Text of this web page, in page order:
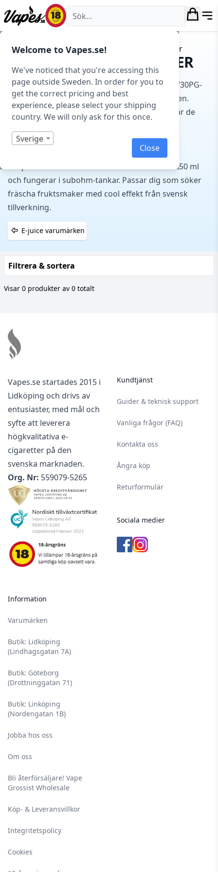
Welcome to Vapes.se!
We've noticed that you're accessing this
page outside Sweden. In order for you to
get the correct pricing and best
experience, please select your shipping
country. We will only ask for this once.
Sverige
Close
Vapes.se
Hem/E-juice/E-juice varumärken / Dirty Vaper
E-JUICE FRÅN DIRTY VAPER
E-juice från Dirty Vaper är shortfills med 70VG/30PG-
blandning, tillverkade av Smarteffect Mälardalen.
Serien fokuserar på fruktiga kombinationer där de
Vi har Blue Raspberry, Lemon Coke, Cactus Ice,
Gooseberry Rhubarb Soda och Frozen Apple
Grapefruit bland andra. Alla flaskor innehåller 50 ml
och fungerar i subohm-tankar. Passar dig som söker
fräscha fruktsmaker med cool effekt från svensk
tillverkning.
E-juice varumärken
Filtrera & sortera
Visar 0 produkter av 0 totalt
Vapes.se startades 2015 i
Lidköping och drivs av
entusiaster, med mål och
syfte att leverera
högkvalitativa e-
cigaretter på den
svenska marknaden.
Org. Nr: 559079-5265
Information
Varumärken
Butik: Lidköping
(Lindhagsgatan 7A)
Butik: Göteborg
(Drottninggatan 71)
Butik: Linköping
(Nordengatan 1B)
Jobba hos oss
Om oss
Bli återförsäljare! Vape
Grossist Wholesale
Köp- & Leveransvillkor
Integritetspolicy
Cookies
Kundtjänst
Guider & teknisk support
Vanliga frågor (FAQ)
Kontakta oss
Ångra köp
Returformulär
Sociala medier